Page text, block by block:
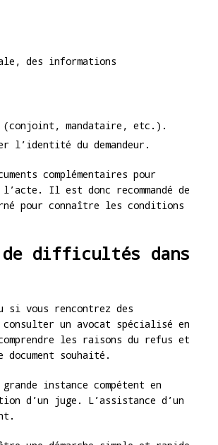
des informations
(conjoint, mandataire, etc.).
l’identité du demandeur.
complémentaires pour
Il est donc recommandé de
pour connaître les conditions
difficultés dans
si vous rencontrez des
un avocat spécialisé en
les raisons du refus et
document souhaité.
instance compétent en
d’un juge. L’assistance d’un